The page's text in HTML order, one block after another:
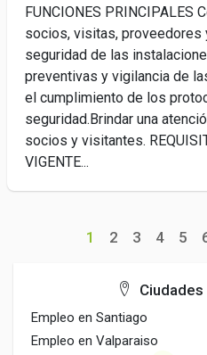
FUNCIONES PRINCIPALES
socios, visitas, proveedores
seguridad de las
preventivas y vigilancia de
el cumplimiento de los
seguridad.Brindar una
socios y visitantes.
VIGENTE...
1 2 3 4 5
Empleo en Santiago
Empleo en Valparaiso